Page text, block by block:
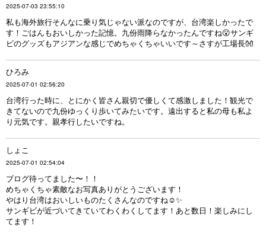
2025-07-03 23:55:10
私も海外旅行そんなに乗り気じゃない派なのですが、台湾楽しかったで
す！ごはんもおいしかった記憶。九份雨降らなかったんですね😮サンギ
ビのグッズもアジアンな感じでめちゃくちゃいいです～さすが工場長👐
ひろみ
2025-07-01 02:56:20
台湾行った時に、とにかく皆さん親切で優しくて感激しました！観光で
きてないので九份ゆっくり歩いてみたいです。遠出すると私の母も私よ
り元気です。親孝行したいですね。
しょこ
2025-07-01 02:54:04
ブログ待ってました〜！！
めちゃくちゃ素敵なお写真ありがとうございます！
やはり台湾はおいしいものたくさんなのですね☺️✨
サンギビが近づいてきていてわくわくしてます！あと数日！楽しみにし
てます！